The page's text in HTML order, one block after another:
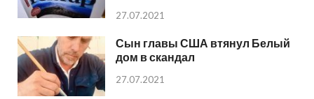
27.07.2021
Сын главы США втянул Белый
дом в скандал
27.07.2021